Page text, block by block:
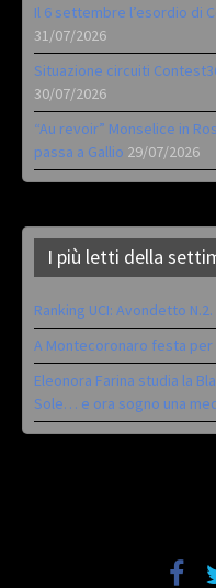
Il 6 settembre l’esordio di
31/07/2026
Situazione circuiti
30/07/2026
“Au revoir” Monselice in
passa a Gallio 29/07/2026
I più letti della
Ranking UCI: Avondetto
A Montecoronaro festa per
Eleonora Farina studia la
Sole… e ora sogno una